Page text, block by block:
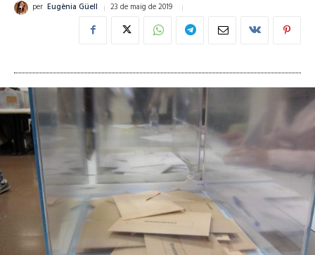
per Eugènia Güell 23 de maig de 2019